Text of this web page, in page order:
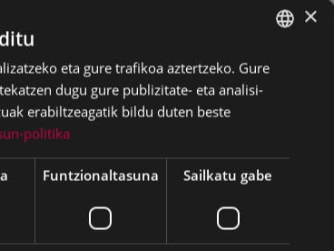
BASQUE
SPANISH
×
eta gure trafikoa aztertzeko. Gure
dugu gure publizitate- eta analisi-
erabiltzeagatik bildu duten beste
politika
Funtzionaltasuna Sailkatu gabe